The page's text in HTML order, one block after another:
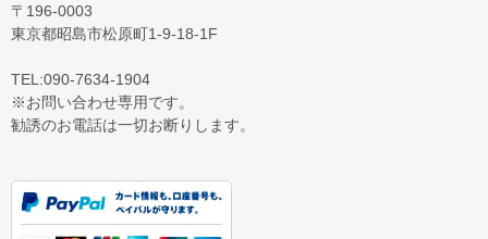
〒196-0003
東京都昭島市松原町1-9‐18‐1F
TEL:090-7634-1904
※お問い合わせ専用です。
勧誘のお電話は一切お断りします。